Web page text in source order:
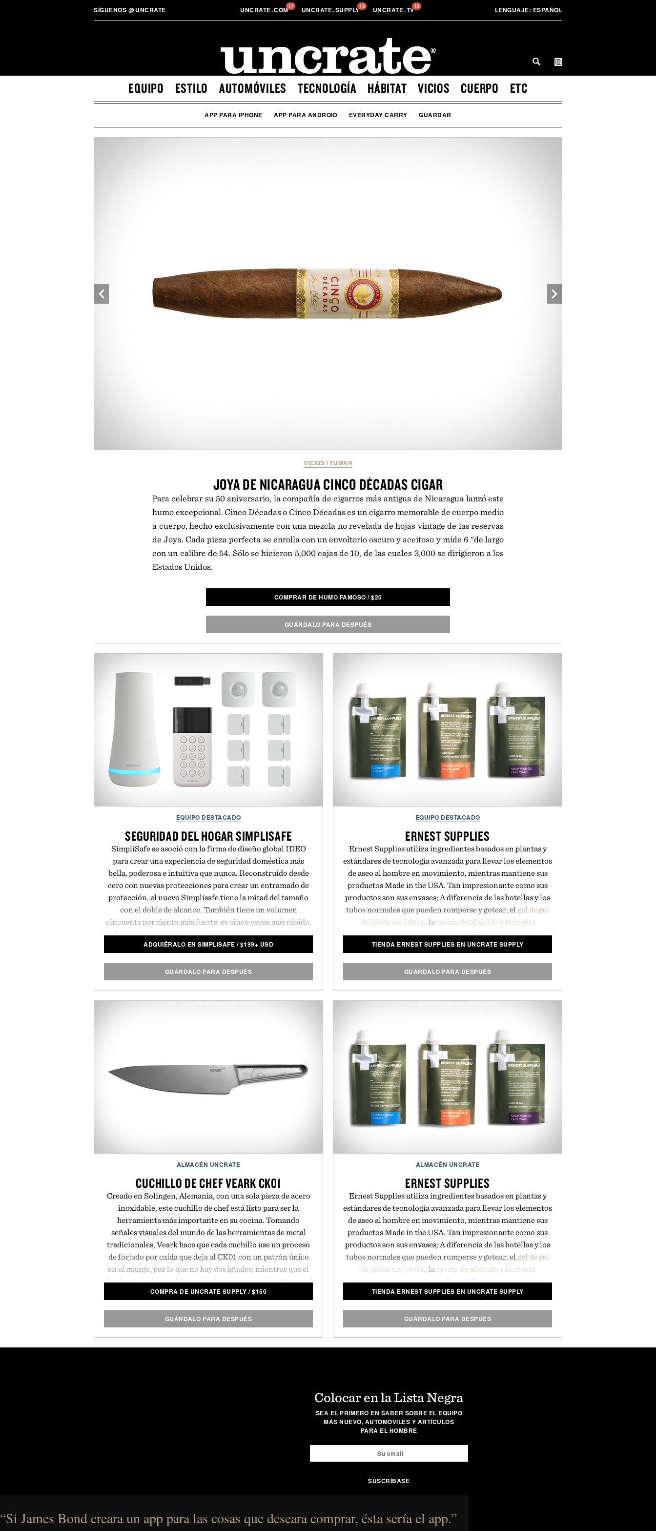
SÍGUENOS @UNCRATE UNCRATE.COM17 UNCRATE.SUPPLY18 UNCRATE.TV18 LENGUAJE: ESPAÑOL
EQUIPO ESTILO AUTOMÓVILES TECNOLOGÍA HÁBITAT VICIOS CUERPO ETC
APP PARA IPHONE APP PARA ANDROID EVERYDAY CARRY GUARDAR
VICIOS / FUMAR
JOYA DE NICARAGUA CINCO DÉCADAS CIGAR
Para celebrar su 50 aniversario, la compañía de cigarros más antigua de Nicaragua lanzó este
humo excepcional. Cinco Décadas o Cinco Décadas es un cigarro memorable de cuerpo medio
a cuerpo, hecho exclusivamente con una mezcla no revelada de hojas vintage de las reservas
de Joya. Cada pieza perfecta se enrolla con un envoltorio oscuro y aceitoso y mide 6 "de largo
con un calibre de 54. Sólo se hicieron 5,000 cajas de 10, de las cuales 3,000 se dirigieron a los
Estados Unidos.
COMPRAR DE HUMO FAMOSO /$20
GUÁRDALO PARA DESPUÉS
EQUIPO DESTACADO
SEGURIDAD DEL HOGAR SIMPLISAFE
SimpliSafe se asoció con la firma de diseño global IDEO
para crear una experiencia de seguridad doméstica más
bella, poderosa e intuitiva que nunca. Reconstruido desde
cero con nuevas protecciones para crear un entramado de
protección, el nuevo Simplisafe tiene la mitad del tamaño
con el doble de alcance. También tiene un volumen
cincuenta por ciento más fuerte, es cinco veces más rápido,
y el teclado inalámbrico del sistema es suave y se activa con
un toque. Es increíblemente fácil de configurar en solo
herramientas, y se ofrece al mismo precio revolucionario
que hizo de SimpliSafe la empresa de seguridad doméstica
ADQUIÉRALO EN SIMPLISAFE /$199+ USD
GUÁRDALO PARA DESPUÉS
EQUIPO DESTACADO
ERNEST SUPPLIES
Ernest Supplies utiliza ingredientes basados en plantas y
estándares de tecnología avanzada para llevar los elementos
de aseo al hombre en movimiento, mientras mantiene sus
productos Made in the USA. Tan impresionante como sus
productos son sus envases; A diferencia de las botellas y los
tubos normales que pueden romperse y gotear, el gel de gel
de jabón sin jabón , la crema de afeitado y la crema
hidratante protectora deErnest Supplies vienen en
recipientes de estilo matraz suave que maximizan el espacio
TIENDA ERNEST SUPPLIES EN UNCRATE SUPPLY
GUÁRDALO PARA DESPUÉS
ALMACÉN UNCRATE
CUCHILLO DE CHEF VEARK CK01
Creado en Solingen, Alemania, con una sola pieza de acero
inoxidable, este cuchillo de chef está listo para ser la
herramienta más importante en su cocina. Tomando
señales visuales del mundo de las herramientas de metal
tradicionales, Veark hace que cada cuchillo use un proceso
de forjado por caída que deja al CK01 con un patrón único
en el mango, por lo que no hay dos iguales, mientras que el
diseño ergonómico del mango abierto le permite sostener el
cuchillo justo en el punto de equilibrio para un agarre ideal.
lo que le permite ser más afilado que la mayoría de sus
competidores, por lo que está equipado para manejar casi
COMPRA DE UNCRATE SUPPLY /$150
GUÁRDALO PARA DESPUÉS
ALMACÉN UNCRATE
ERNEST SUPPLIES
Ernest Supplies utiliza ingredientes basados en plantas y
estándares de tecnología avanzada para llevar los elementos
de aseo al hombre en movimiento, mientras mantiene sus
productos Made in the USA. Tan impresionante como sus
productos son sus envases; A diferencia de las botellas y los
tubos normales que pueden romperse y gotear, el gel de gel
de jabón sin jabón , la crema de afeitado y la crema
hidratante protectora deErnest Supplies vienen en
recipientes de estilo matraz suave que maximizan el espacio
TIENDA ERNEST SUPPLIES EN UNCRATE SUPPLY
GUÁRDALO PARA DESPUÉS
Colocar en la Lista Negra
SEA EL PRIMERO EN SABER SOBRE EL EQUIPO
MÁS NUEVO, AUTOMÓVILES Y ARTÍCULOS
PARA EL HOMBRE
“Si James Bond creara un app para las cosas que deseara comprar, ésta sería el app.”